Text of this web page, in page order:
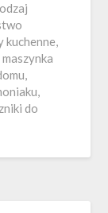
kuchenne,
do